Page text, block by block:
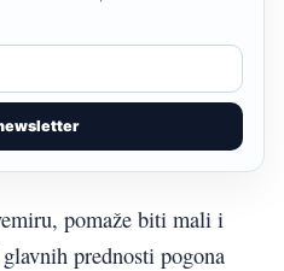
pomaže biti mali i
prednosti pogona